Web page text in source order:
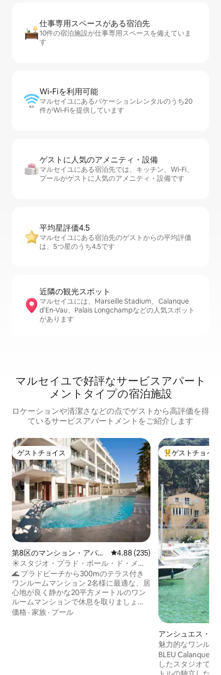
仕事専用ス⁠ペ⁠ー⁠スがあ⁠る宿⁠泊⁠先
10件の宿泊施設が仕事専用スペースを備えていま
す
Wi-Fiを利⁠用⁠可⁠能
マルセイユにあるバケーションレンタルのうち20
件がWi-Fiを提供しています
ゲストに人⁠気⁠のア⁠メ⁠ニ⁠テ⁠ィ・設⁠備
マルセイユにある宿泊先では、キッチン、Wi-Fi、
プールがゲストに人気のアメニティ・設備です
平均星評価4.5
マルセイユにある宿泊先のゲストからの平均評価
は、5つ星のうち4.5です
近隣の観光ス⁠ポ⁠ッ⁠ト
マルセイユには、Marseille Stadium、Calanque
d'En-Vau、Palais Longchampなどの人気スポット
があります
マルセイユで好評なサービスアパート
メントタイプの宿泊施設
ロケーションや清潔さなどの点でゲストから高評価を得
ているサービスアパートメントをご紹介します
ゲストチョイス
ゲストチョイス
第8区のマンション・アパー
ト
レビュー235件、5つ星中4.88つ
4.88 (235)
☀️スタジオ・プラド・ボール・ド・メー
ル・ビーチ＆カランク🏞
🌊 プラドビーチから300mのテラス付き
ワンルームマンション 2名様に最適な、居
心地が良く静かな20平方メートルのワン
ルームマンションで休息を取りましょ
う。 🏖️ プラドビーチとボレリ公園まで
価格 · 家族 · プール
大好評のゲスト
ゲストチョイス
アンシュエス・ラ
マンション・アパ
魅力的なワンルー
ト、カランク・レ
BLEU Calanque
したスタジオで